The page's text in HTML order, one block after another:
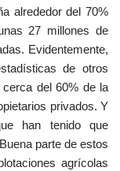
alrededor del 70%
27 millones de
Evidentemente,
de otros
del 60% de la
privados. Y
han tenido que
parte de estos
agrícolas